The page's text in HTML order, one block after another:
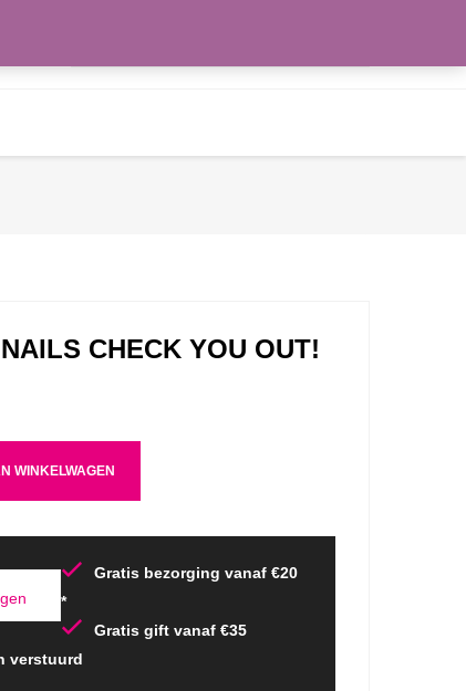
CHECK YOU OUT!
WINKELWAGEN
Gratis bezorging vanaf €20
*
Gratis gift vanaf €35
verstuurd